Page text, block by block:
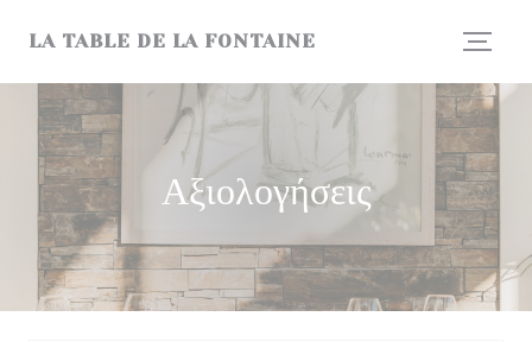
LA TABLE DE LA FONTAINE
Αξιολογήσεις